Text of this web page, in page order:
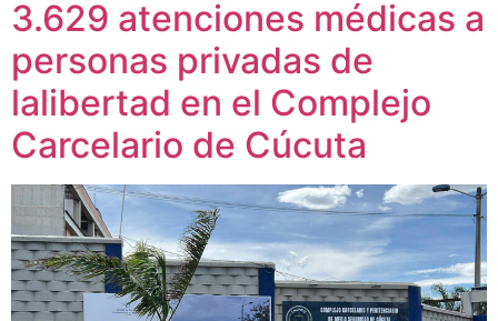
3.629 atenciones médicas a
personas privadas de
lalibertad en el Complejo
Carcelario de Cúcuta